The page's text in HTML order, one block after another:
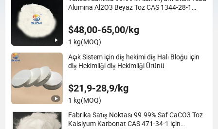
Alumina Al2O3 Beyaz Toz CAS 1344-28-1
$48,00-65,00/kg
1 kg(MOQ)
Açık Sistem için diş hekimi diş Halı Bloğu için
diş Hekimliği diş Hekimliği Ürünü
$21,9-28,9/kg
1 kg(MOQ)
Fabrika Satış Noktası 99.99% Saf CaCO3 Toz
Kalsiyum Karbonat CAS 471-34-1 için